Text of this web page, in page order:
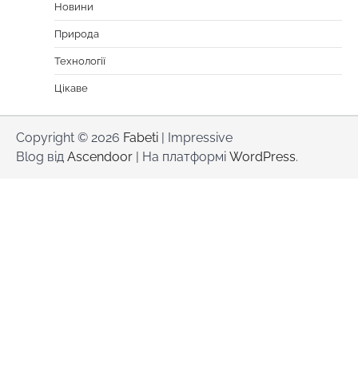
Новини
Природа
Технології
Цікаве
Copyright © 2026 Fabeti | Impressive
Blog від Ascendoor | На платформі WordPress.